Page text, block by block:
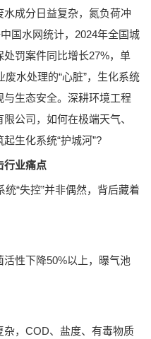
成分日益复杂，氮负荷冲
国水网统计，2024年全国城
罚案件同比增长27%，单
水处理的“心脏”，生化系统
生态安全。深耕环境工程
公司，如何在极端天气、
生化系统“护城河”?
行业痛点
“失控”并非偶然，背后藏着
性下降50%以上，曝气池
，COD、盐度、有毒物质